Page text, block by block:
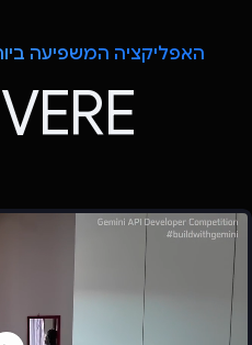
האפליקציה המשפיעה